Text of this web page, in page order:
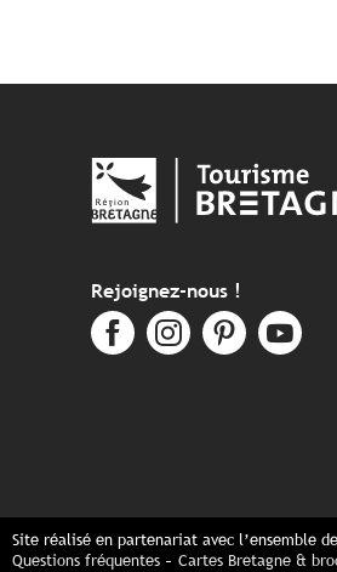
Rejoignez-nous !
Site réalisé en partenariat avec l’ensemble
Questions fréquentes
Cartes Bretagne &